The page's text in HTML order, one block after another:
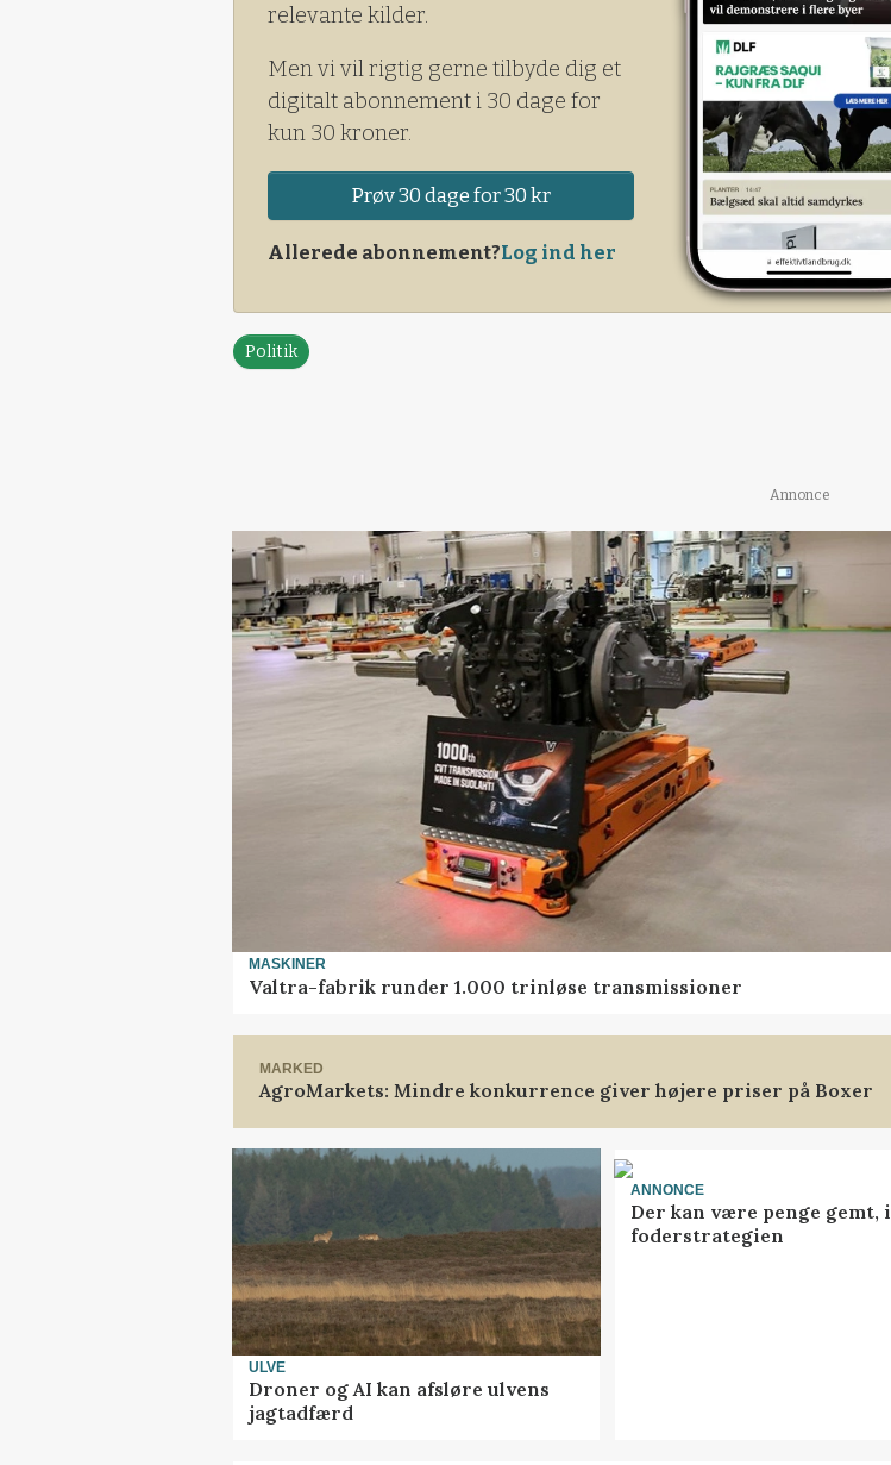
relevante kilder.
Men vi vil rigtig gerne tilbyde dig et
digitalt abonnement i 30 dage for
kun 30 kroner.
Prøv 30 dage for 30 kr
Allerede abonnement?Log ind her
Politik
Annonce
MASKINER
Valtra-fabrik runder 1.000 trinløse transmissioner
MARKED
AgroMarkets: Mindre konkurrence giver højere priser på Boxer
ULVE
Droner og AI kan afsløre ulvens
jagtadfærd
ANNONCE
Der kan være penge gemt, i
foderstrategien